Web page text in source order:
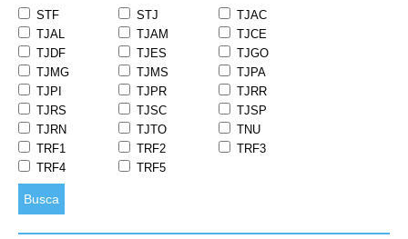
STF STJ
TJAC
TJAL
TJAM
TJCE
TJDF
TJES
TJGO
TJMG
TJMS
TJPA
TJPI
TJPR
TJRR
TJRS
TJSC
TJSP
TJRN
TJTO
TNU
TRF1
TRF2
TRF3
TRF4
TRF5
Busca